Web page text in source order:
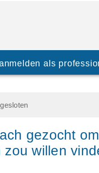
als
gezocht
zou willen